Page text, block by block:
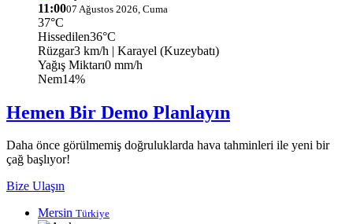
11:0007 Ağustos 2026, Cuma
37°C
Hissedilen36°C
Rüzgar3 km/h | Karayel (Kuzeybatı)
Yağış Miktarı0 mm/h
Nem14%
Hemen Bir Demo Planlayın
Daha önce görülmemiş doğruluklarda hava tahminleri ile yeni bir
çağ başlıyor!
Bize Ulaşın
Mersin Türkiye